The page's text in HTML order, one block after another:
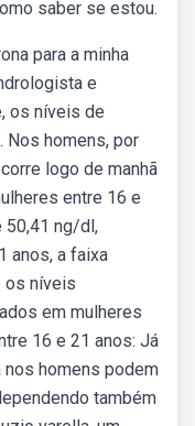
saber se estou.
para a minha
e
os níveis de
Nos homens, por
logo de manhã
entre 16 e
50,41 ng/dl,
anos, a faixa
os níveis
em mulheres
16 e 21 anos: Já
homens podem
também